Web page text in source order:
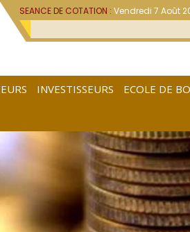
SEANCE DE COTATION :Vendredi 7 Août
INVESTISSEURS ECOLE DE